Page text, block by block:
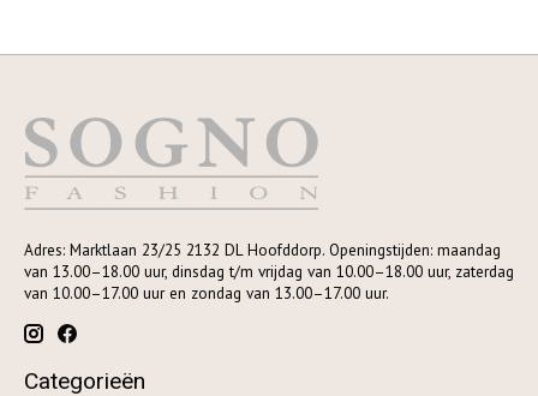
Adres: Marktlaan 23/25 2132 DL Hoofddorp. Openingstijden: maandag
van 13.00–18.00 uur, dinsdag t/m vrijdag van 10.00–18.00 uur, zaterdag
van 10.00–17.00 uur en zondag van 13.00–17.00 uur.
Categorieën